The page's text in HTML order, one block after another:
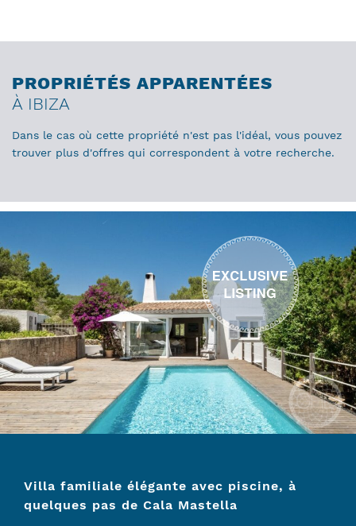
PROPRIÉTÉS APPARENTÉES
À IBIZA
Dans le cas où cette propriété n'est pas l'idéal, vous pouvez
trouver plus d'offres qui correspondent à votre recherche.
Villa familiale élégante avec piscine, à
quelques pas de Cala Mastella